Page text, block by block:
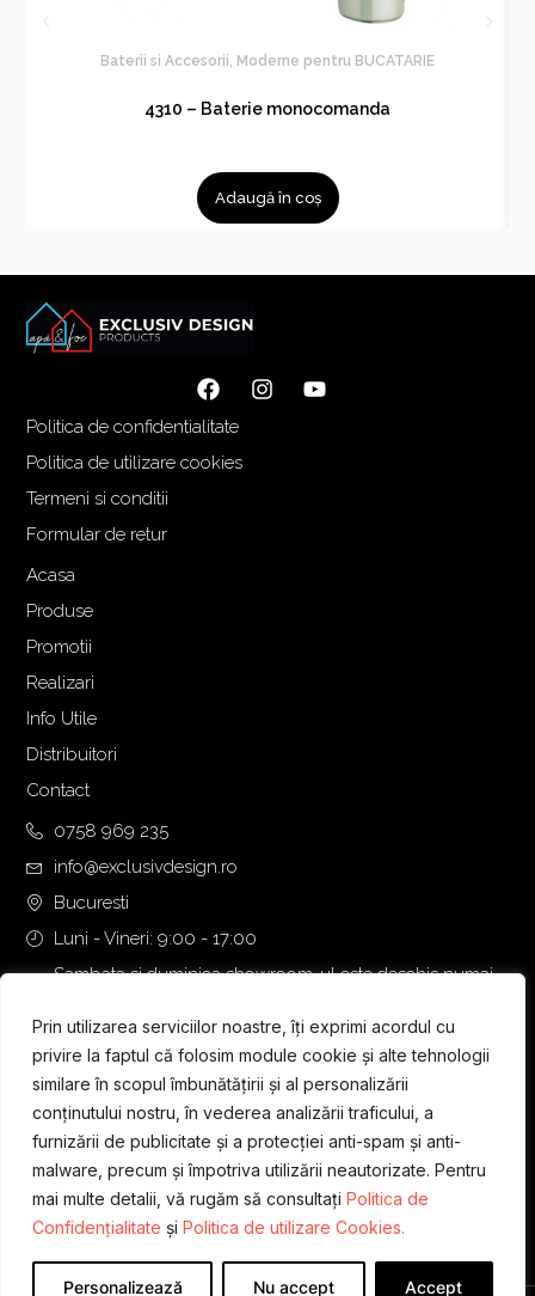
Prin utilizarea serviciilor noastre, îți exprimi acordul cu
privire la faptul că folosim module cookie și alte tehnologii
similare în scopul îmbunătățirii și al personalizării
conținutului nostru, în vederea analizării traficului, a
furnizării de publicitate și a protecției anti-spam și anti-
malware, precum și împotriva utilizării neautorizate. Pentru
mai multe detalii, vă rugăm să consultați Politica de
Confidențialitate și Politica de utilizare Cookies.
Personalizează Nu accept Accept
Baterii si Accesorii Moderne pentru BUCATARIE
4310 – Baterie monocomanda
Adaugă în coș
Politica de confidentialitate
Politica de utilizare cookies
Termeni si conditii
Formular de retur
Acasa
Produse
Promotii
Realizari
Info Utile
Distribuitori
Contact
0758 969 235
info@exclusivdesign.ro
Bucuresti
Luni - Vineri: 9:00 - 17:00
Sambata si duminica showroom-ul este deschis numai